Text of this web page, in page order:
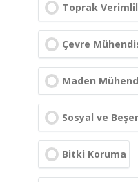
Toprak
Çevre
Maden
Sosyal ve
Bitki Koruma